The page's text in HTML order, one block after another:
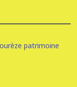
patrimoine